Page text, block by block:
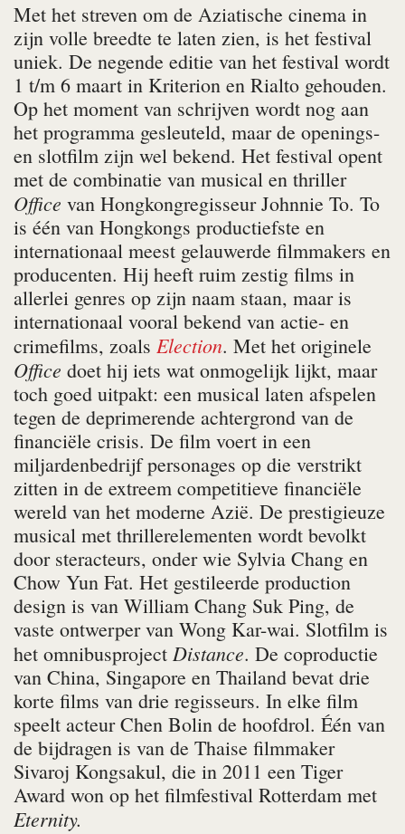
Met het streven om de Aziatische cinema in
zijn volle breedte te laten zien, is het festival
uniek. De negende editie van het festival wordt
1 t/m 6 maart in Kriterion en Rialto gehouden.
Op het moment van schrijven wordt nog aan
het programma gesleuteld, maar de openings-
en slotfilm zijn wel bekend. Het festival opent
met de combinatie van musical en thriller
Office van Hongkongregisseur Johnnie To. To
is één van Hongkongs productiefste en
internationaal meest gelauwerde filmmakers en
producenten. Hij heeft ruim zestig films in
allerlei genres op zijn naam staan, maar is
internationaal vooral bekend van actie- en
crimefilms, zoals Election. Met het originele
Office doet hij iets wat onmogelijk lijkt, maar
toch goed uitpakt: een musical laten afspelen
tegen de deprimerende achtergrond van de
financiële crisis. De film voert in een
miljardenbedrijf personages op die verstrikt
zitten in de extreem competitieve financiële
wereld van het moderne Azië. De prestigieuze
musical met thrillerelementen wordt bevolkt
door steracteurs, onder wie Sylvia Chang en
Chow Yun Fat. Het gestileerde production
design is van William Chang Suk Ping, de
vaste ontwerper van Wong Kar-wai. Slotfilm is
het omnibusproject Distance. De coproductie
van China, Singapore en Thailand bevat drie
korte films van drie regisseurs. In elke film
speelt acteur Chen Bolin de hoofdrol. Één van
de bijdragen is van de Thaise filmmaker
Sivaroj Kongsakul, die in 2011 een Tiger
Award won op het filmfestival Rotterdam met
Eternity.